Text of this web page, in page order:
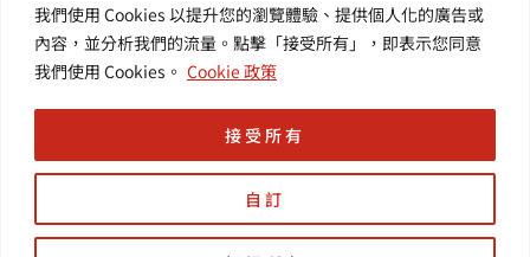
我們使用 Cookies 以提升您的瀏覽體驗、提供個人化的廣告或
內容，並分析我們的流量。點擊「接受所有」，即表示您同意
我們使用 Cookies。 Cookie 政策
自訂
接受所有
其他／加
值服務
新訊 | 提
供您最新